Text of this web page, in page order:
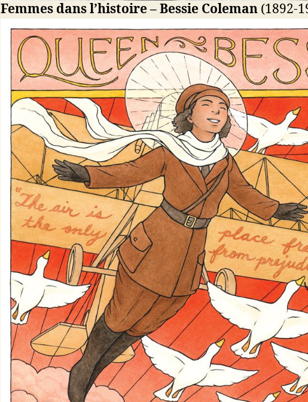
Femmes dans l’histoire – Bessie Coleman (1892-